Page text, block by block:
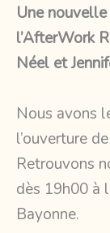
Une nouvelle
l’AfterWork
Néel et
Nous avons
l’ouverture
Retrouvons
dès 19h00 à
Bayonne.